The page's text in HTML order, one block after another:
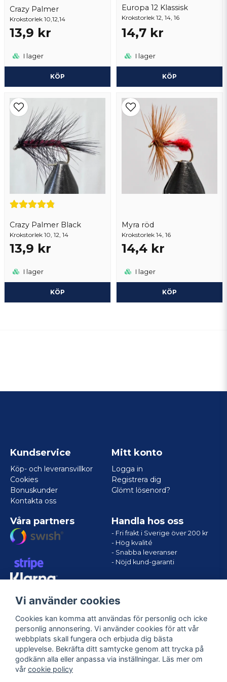
Crazy Palmer
Krokstorlek 10,12,14
13,9 kr
I lager
KÖP
Europa 12 Klassisk
Krokstorlek 12, 14, 16
14,7 kr
I lager
KÖP
Crazy Palmer Black
Krokstorlek 10, 12, 14
13,9 kr
I lager
KÖP
Myra röd
Krokstorlek 14, 16
14,4 kr
I lager
KÖP
Skicka fråga
Kundservice
Köp- och leveransvillkor
Cookies
Bonuskunder
Kontakta oss
Mitt konto
Logga in
Registrera dig
Glömt lösenord?
Våra partners Handla hos oss
- Fri frakt i Sverige över 200 kr
- Hög kvalité
- Snabba leveranser
- Nöjd kund-garanti
Följ oss
Vi använder cookies
Cookies kan komma att användas för personlig och icke
personlig annonsering. Vi använder cookies för att vår
webbplats skall fungera och erbjuda dig bästa
upplevelse. Bekräfta ditt samtycke genom att trycka på
godkänn alla eller anpassa via inställningar. Läs mer om
vår cookie policy